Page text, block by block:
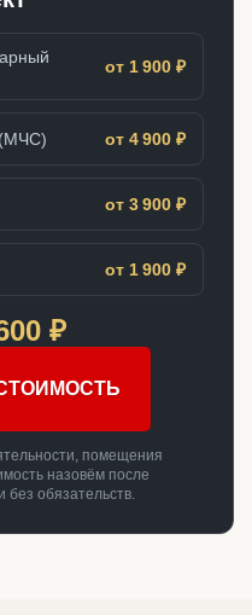
от 1 900 ₽
(МЧС) от 4 900 ₽
от 3 900 ₽
от 1 900 ₽
₽
помещения
назовём после
без обязательств.